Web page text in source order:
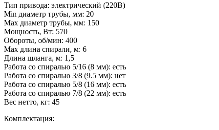
Тип привода: электрический (220В)
Min диаметр трубы, мм: 20
Max диаметр трубы, мм: 150
Мощность, Вт: 570
Обороты, об/мин: 400
Max длина спирали, м: 6
Длина шланга, м: 1,5
Работа со спиралью 5/16 (8 мм): есть
Работа со спиралью 3/8 (9.5 мм): нет
Работа со спиралью 5/8 (16 мм): есть
Работа со спиралью 7/8 (22 мм): есть
Вес нетто, кг: 45
Комплектация: